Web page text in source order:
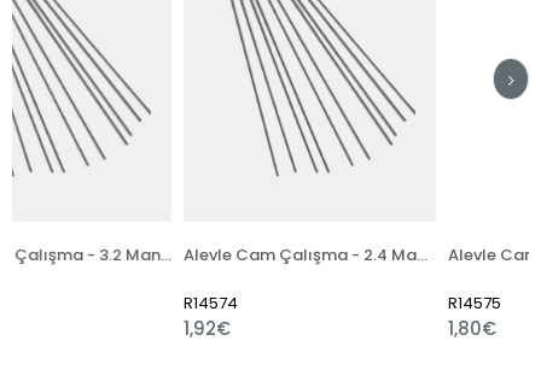
Alevle Cam Çalışma - 3.2 Mandrel Çubuk Alevle Cam Çalışma - 2.4 Mandrel Çubuk